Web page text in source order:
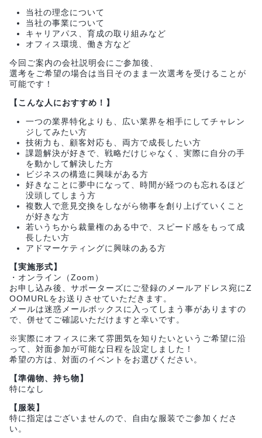
当社の理念について
当社の事業について
キャリアパス、育成の取り組みなど
オフィス環境、働き方など
今回ご案内の会社説明会にご参加後、
選考をご希望の場合は当日そのまま一次選考を受けることが
可能です！
【こんな人におすすめ！】
一つの業界特化よりも、広い業界を相手にしてチャレン
ジしてみたい方
技術力も、顧客対応も、両方で成長したい方
課題解決が好きで、戦略だけじゃなく、実際に自分の手
を動かして解決した方
ビジネスの構造に興味がある方
好きなことに夢中になって、時間が経つのも忘れるほど
没頭してしまう方
複数人で意見交換をしながら物事を創り上げていくこと
が好きな方
若いうちから裁量権のある中で、スピード感をもって成
長したい方
アドマーケティングに興味のある方
【実施形式】
・オンライン（Zoom）
お申し込み後、サポーターズにご登録のメールアドレス宛にZ
OOMURLをお送りさせていただきます。
メールは迷惑メールボックスに入ってしまう事がありますの
で、併せてご確認いただけますと幸いです。
※実際にオフィスに来て雰囲気を知りたいというご希望に沿
って、対面参加が可能な日程を設定しました！
希望の方は、対面のイベントをお選びください。
【準備物、持ち物】
特になし
【服装】
特に指定はございませんので、自由な服装でご参加くださ
い。